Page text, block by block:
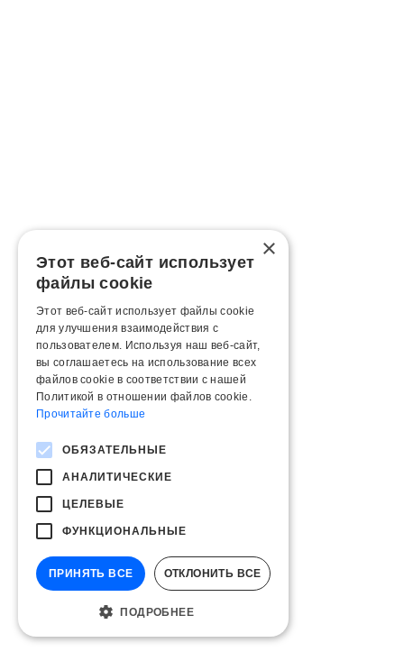
×
Этот веб-сайт использует
файлы cookie
Этот веб-сайт использует файлы cookie
для улучшения взаимодействия с
пользователем. Используя наш веб-сайт,
вы соглашаетесь на использование всех
файлов cookie в соответствии с нашей
Политикой в ​​отношении файлов cookie.
Прочитайте больше
ОБЯЗАТЕЛЬНЫЕ
АНАЛИТИЧЕСКИЕ
ЦЕЛЕВЫЕ
ФУНКЦИОНАЛЬНЫЕ
ПРИНЯТЬ ВСЕ ОТКЛОНИТЬ ВСЕ
ПОДРОБНЕЕ